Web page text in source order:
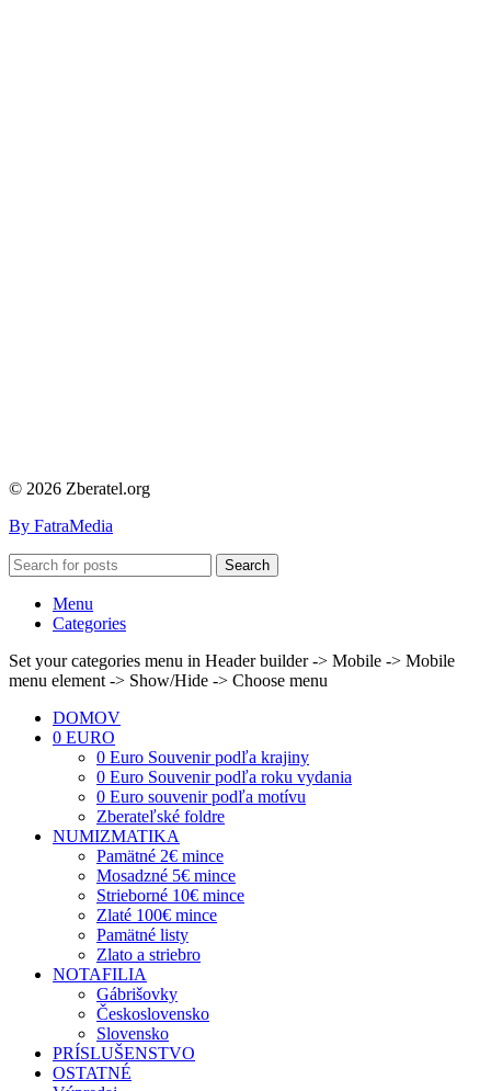
© 2026 Zberatel.org
By FatraMedia
Search
Menu
Categories
Set your categories menu in Header builder -> Mobile -> Mobile
menu element -> Show/Hide -> Choose menu
DOMOV
0 EURO
0 Euro Souvenir podľa krajiny
0 Euro Souvenir podľa roku vydania
0 Euro souvenir podľa motívu
Zberateľské foldre
NUMIZMATIKA
Pamätné 2€ mince
Mosadzné 5€ mince
Strieborné 10€ mince
Zlaté 100€ mince
Pamätné listy
Zlato a striebro
NOTAFILIA
Gábrišovky
Československo
Slovensko
PRÍSLUŠENSTVO
OSTATNÉ